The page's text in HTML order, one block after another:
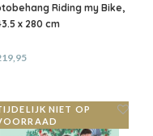
Riding my Bike,
x 280 cm
NIET OP